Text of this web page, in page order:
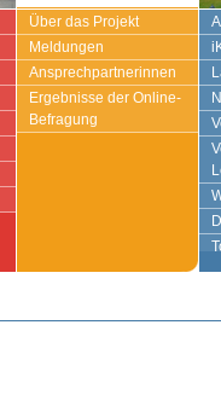
Über das Projekt
Meldungen
Ansprechpartnerinnen
Ergebnisse der Online-
Befragung